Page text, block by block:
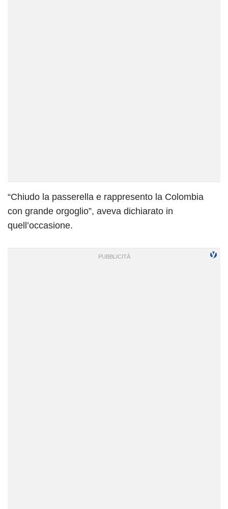
“Chiudo la passerella e rappresento la Colombia
con grande orgoglio”, aveva dichiarato in
quell’occasione.